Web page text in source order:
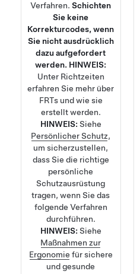
Verfahren.Schichten
Sie keine
Korrekturcodes, wenn
Sie nicht ausdrücklich
dazu aufgefordert
werden. HINWEIS:
Unter Richtzeiten
erfahren Sie mehr über
FRTs und wie sie
erstellt werden.
HINWEIS: Siehe
Persönlicher Schutz,
um sicherzustellen,
dass Sie die richtige
persönliche
Schutzausrüstung
tragen, wenn Sie das
folgende Verfahren
durchführen.
HINWEIS: Siehe
Maßnahmen zur
Ergonomie für sichere
und gesunde